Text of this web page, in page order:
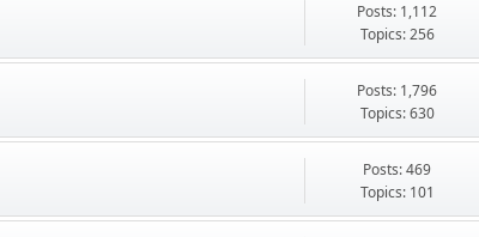
Posts: 1,112
Topics: 256
Posts: 1,796
Topics: 630
Posts: 469
Topics: 101